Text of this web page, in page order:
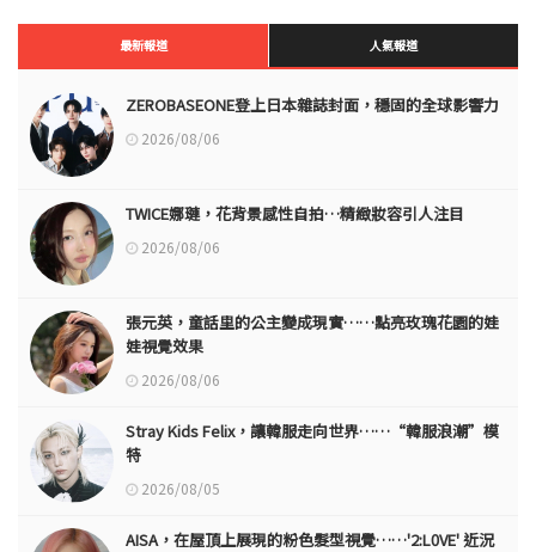
最新報道 人氣報道
ZEROBASEONE登上日本雜誌封面，穩固的全球影響力
2026/08/06
TWICE娜璉，花背景感性自拍…精緻妝容引人注目
2026/08/06
張元英，童話里的公主變成現實……點亮玫瑰花園的娃
娃視覺效果
2026/08/06
Stray Kids Felix，讓韓服走向世界……“韓服浪潮”模
特
2026/08/05
AISA，在屋頂上展現的粉色髮型視覺……'2:L0VE' 近況